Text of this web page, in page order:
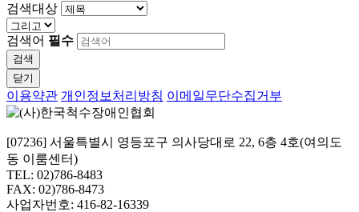
검색대상
검색어 필수
검색
닫기
이용약관 개인정보처리방침 이메일무단수집거부
[07236] 서울특별시 영등포구 의사당대로 22, 6층 4호(여의도
동 이룸센터)
TEL: 02)786-8483
FAX: 02)786-8473
사업자번호: 416-82-16339